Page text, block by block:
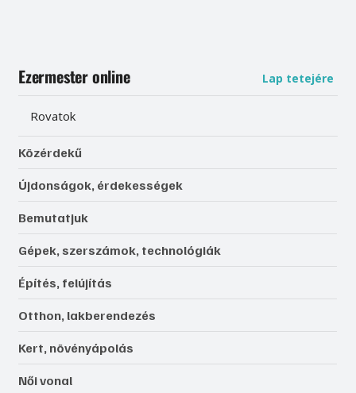
Ezermester online Lap tetejére
Rovatok
Közérdekű
Újdonságok, érdekességek
Bemutatjuk
Gépek, szerszámok, technológiák
Építés, felújítás
Otthon, lakberendezés
Kert, növényápolás
Női vonal